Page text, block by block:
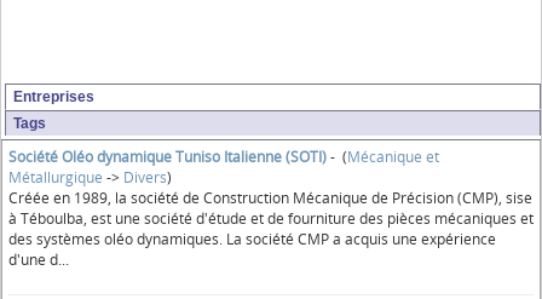
Entreprises
Tags
Société Oléo dynamique Tuniso Italienne (SOTI)- (Mécanique et
Métallurgique -> Divers)
Créée en 1989, la société de Construction Mécanique de Précision (CMP), sise
à Téboulba, est une société d'étude et de fourniture des pièces mécaniques et
des systèmes oléo dynamiques. La société CMP a acquis une expérience
d'une d...